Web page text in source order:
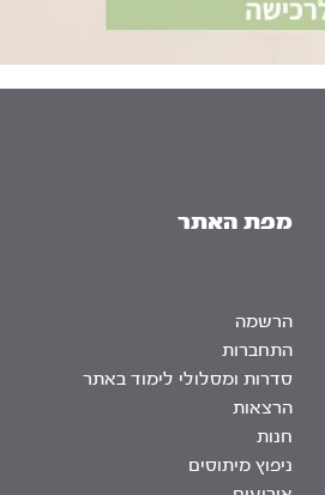
מפת האתר
הרשמה
התחברות
סדרות ומסלולי לימוד באתר
הרצאות
חנות
ניפוץ מיתוסים